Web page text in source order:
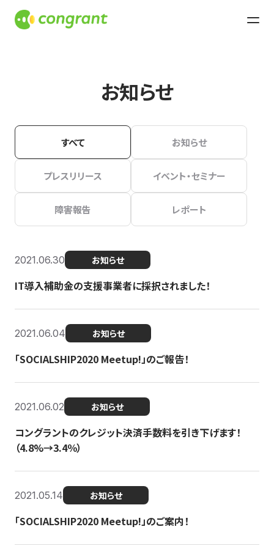
お知らせ
すべて お知らせ
プレスリリース イベント・セミナー
障害報告 レポート
2021.06.30 お知らせ
IT導入補助金の支援事業者に採択されました！
2021.06.04 お知らせ
「SOCIALSHIP2020 Meetup!」のご報告！
2021.06.02 お知らせ
コングラントのクレジット決済手数料を引き下げます！
（4.8%→3.4％）
2021.05.14 お知らせ
「SOCIALSHIP2020 Meetup!」のご案内！